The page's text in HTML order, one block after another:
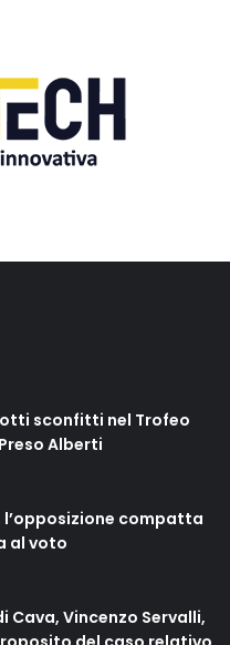
sconfitti nel Trofeo
Alberti
l’opposizione compatta
al voto
Cava, Vincenzo Servalli,